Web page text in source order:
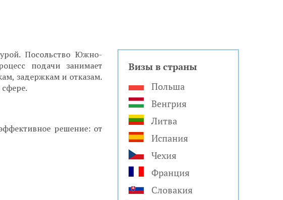
Посольство Южно-
подачи занимает
задержкам и отказам.
решение: от
Визы в страны
Польша
Венгрия
Литва
Испания
Чехия
Франция
Словакия